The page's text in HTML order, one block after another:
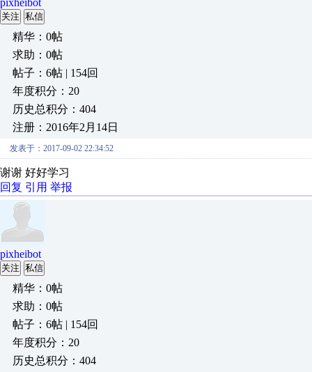
pixheibot
关注 私信
精华：0帖
求助：0帖
帖子：6帖 | 154回
年度积分：20
历史总积分：404
注册：2016年2月14日
发表于：2017-09-02 22:34:52
谢谢 好好学习
回复 引用 举报
pixheibot
关注 私信
精华：0帖
求助：0帖
帖子：6帖 | 154回
年度积分：20
历史总积分：404